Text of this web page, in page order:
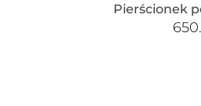
Pierścionek